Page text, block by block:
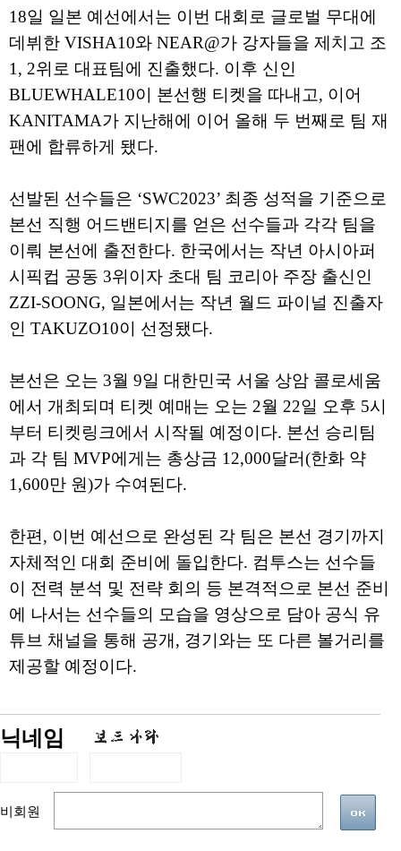
18일 일본 예선에서는 이번 대회로 글로벌 무대에
데뷔한 VISHA10와 NEAR@가 강자들을 제치고 조
1, 2위로 대표팀에 진출했다. 이후 신인
BLUEWHALE10이 본선행 티켓을 따내고, 이어
KANITAMA가 지난해에 이어 올해 두 번째로 팀 재
팬에 합류하게 됐다.
선발된 선수들은 ‘SWC2023’ 최종 성적을 기준으로
본선 직행 어드밴티지를 얻은 선수들과 각각 팀을
이뤄 본선에 출전한다. 한국에서는 작년 아시아퍼
시픽컵 공동 3위이자 초대 팀 코리아 주장 출신인
ZZI-SOONG, 일본에서는 작년 월드 파이널 진출자
인 TAKUZO10이 선정됐다.
본선은 오는 3월 9일 대한민국 서울 상암 콜로세움
에서 개최되며 티켓 예매는 오는 2월 22일 오후 5시
부터 티켓링크에서 시작될 예정이다. 본선 승리팀
과 각 팀 MVP에게는 총상금 12,000달러(한화 약
1,600만 원)가 수여된다.
한편, 이번 예선으로 완성된 각 팀은 본선 경기까지
자체적인 대회 준비에 돌입한다. 컴투스는 선수들
이 전력 분석 및 전략 회의 등 본격적으로 본선 준비
에 나서는 선수들의 모습을 영상으로 담아 공식 유
튜브 채널을 통해 공개, 경기와는 또 다른 볼거리를
제공할 예정이다.
닉네임
비회원